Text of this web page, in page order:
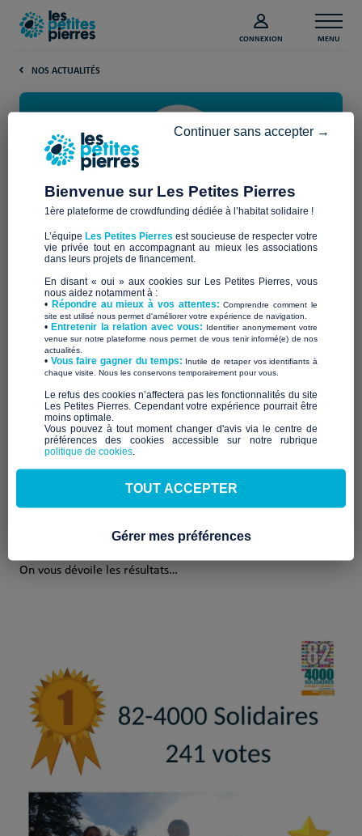
CONNEXION MENU
NOS ACTUALITÉS
Qui a remporté le Prix de la plus
belle campagne 2021 ?
Qui a remporté le Prix de la Plus Belle Campagne ? Quelle
sera l’association qui aura su vous mobiliser, vous
émouvoir, vous surprendre, vous convaincre ?
Cette année encore, les associations ont fait preuve de
dynamisme, de créativité, d’engagement pour vous présenter
leur projet.
Ce sont 9 associations qui ont tenté de vous convaincre afin
de remporter l’un des 2 Prix mis en jeu. Que vous soyez
associations, bénévoles, bénéficiaires, résidents, votants,
félicitations à toutes et à tous pour votre participation à ce
On vous dévoile les résultats…
Bienvenue sur Les Petites Pierres
1ère plateforme de crowdfunding dédiée à l’habitat solidaire !
L’équipe Les Petites Pierres est soucieuse de respecter votre
vie privée tout en accompagnant au mieux les associations
dans leurs projets de financement.
En disant « oui » aux cookies sur Les Petites Pierres, vous
nous aidez notamment à :
• Répondre au mieux à vos attentes:Comprendre comment le
site est utilisé nous permet d'améliorer votre expérience de navigation.
•Entretenir la relation avec vous: Identifier anonymement votre
venue sur notre plateforme nous permet de vous tenir informé(e) de nos
actualités.
​• Vous faire gagner du temps: Inutile de retaper vos identifiants à
chaque visite. Nous les conservons temporairement pour vous.
​Le refus des cookies n’affectera pas les fonctionnalités du site
Les Petites Pierres. Cependant votre expérience pourrait être
moins optimale.​
Vous pouvez à tout moment changer d'avis via le centre de
préférences des cookies accessible sur notre rubrique
politique de cookies
Continuer sans accepter →
TOUT ACCEPTER
Gérer mes préférences